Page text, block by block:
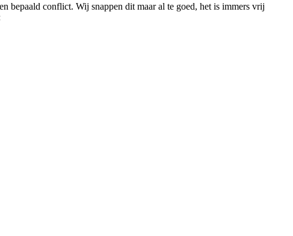
bepaald conflict. Wij snappen dit maar al te goed, het is immers vrij